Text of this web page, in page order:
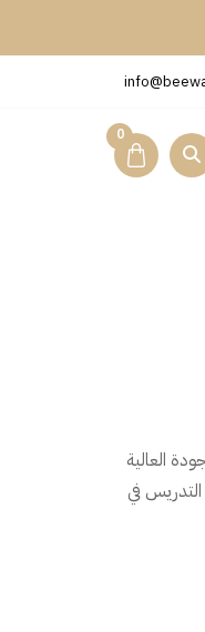
0
العالية
في